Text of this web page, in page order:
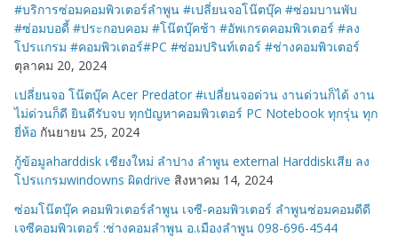
#บริการซ่อมคอมพิวเตอร์ลำพูน #เปลี่ยนจอโน๊ตบุ๊ค #ซ่อมบานพับ
#ซ่อมบอดี้ #ประกอบคอม #โน๊ตบุ๊คช้า #อัพเกรดคอมพิวเตอร์ #ลง
โปรแกรม #คอมพิวเตอร์#PC #ซ่อมปรินท์เตอร์ #ช่างคอมพิวเตอร์
ตุลาคม 20, 2024
เปลี่ยนจอ โน๊ตบุ๊ค Acer Predator #เปลี่ยนจอด่วน งานด่วนก็ได้ งาน
ไม่ด่วนก็ดี ยินดีรับจบ ทุกปัญหาคอมพิวเตอร์ PC Notebook ทุกรุ่น ทุก
ยี่ห้อ กันยายน 25, 2024
กู้ข้อมูลharddisk เชียงใหม่ ลำปาง ลำพูน external Harddiskเสีย ลง
โปรแกรมwindowns ผิดdrive สิงหาคม 14, 2024
ซ่อมโน๊ตบุ๊ค คอมพิวเตอร์ลำพูน เจซี-คอมพิวเตอร์ ลำพูนซ่อมคอมดีดี
เจซีคอมพิวเตอร์ :ช่างคอมลำพูน อ.เมืองลำพูน 098-696-4544